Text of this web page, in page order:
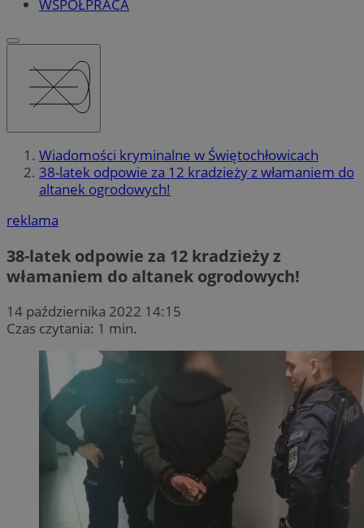
WSPÓŁPRACA
Wiadomości kryminalne w Świętochłowicach
38-latek odpowie za 12 kradzieży z włamaniem do
altanek ogrodowych!
reklama
38-latek odpowie za 12 kradzieży z
włamaniem do altanek ogrodowych!
14 października 2022 14:15
Czas czytania: 1 min.